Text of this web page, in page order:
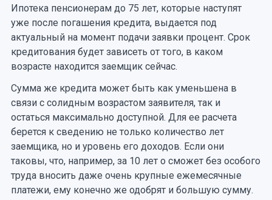
Ипотека пенсионерам до 75 лет, которые наступят
уже после погашения кредита, выдается под
актуальный на момент подачи заявки процент. Срок
кредитования будет зависеть от того, в каком
возрасте находится заемщик сейчас.
Сумма же кредита может быть как уменьшена в
связи с солидным возрастом заявителя, так и
остаться максимально доступной. Для ее расчета
берется к сведению не только количество лет
заемщика, но и уровень его доходов. Если они
таковы, что, например, за 10 лет о сможет без особого
труда вносить даже очень крупные ежемесячные
платежи, ему конечно же одобрят и большую сумму.